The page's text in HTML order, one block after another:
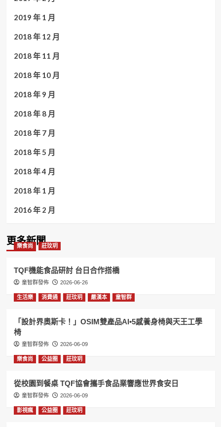
2019 年 1 月
2018 年 12 月
2018 年 11 月
2018 年 10 月
2018 年 9 月
2018 年 8 月
2018 年 7 月
2018 年 5 月
2018 年 4 月
2018 年 1 月
2016 年 2 月
更多新聞
樂食尚 莊玟玥
TQF機能食品研討 台日合作搭橋
童智群發佈 2026-06-26
生活樂 消費通 莊玟玥 嚴漢本 童智群
「設計界奧斯卡！」OSIM雙產品AI•5感養身椅與天王工學
椅
童智群發佈 2026-06-09
樂食尚 公益圈 莊玟玥
從校園到餐桌 TQF協會攜手食品業響應世界食安日
童智群發佈 2026-06-09
影視瘋 公益圈 莊玟玥